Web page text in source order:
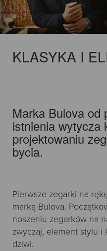
KLASYKA I
Marka Bulova od
istnienia wytycza
projektowaniu
bycia.
Pierwsze zegarki na
marką Bulova.
noszeniu zegarków na
zwyczaj, element stylu i
dziwi.